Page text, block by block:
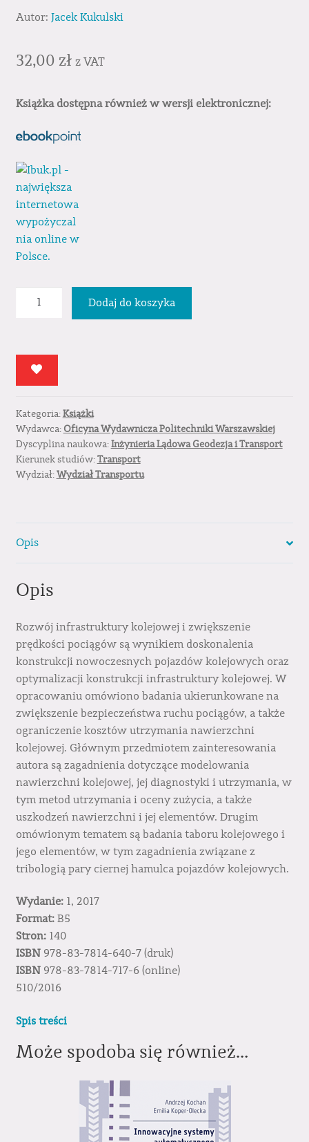
Autor: Jacek Kukulski
32,00 zł z VAT
Książka dostępna również w wersji elektronicznej:
doświadczalne
i
infrastruktury
kolejowej
w
aspekcie
eksploatacji
Dodaj do koszyka
Kategoria:Książki
Wydawca: Oficyna Wydawnicza Politechniki Warszawskiej
Dyscyplina naukowa:Inżynieria Lądowa Geodezja i Transport
Kierunek studiów:Transport
Wydział:Wydział Transportu
Opis
Opis
Rozwój infrastruktury kolejowej i zwiększenie
prędkości pociągów są wynikiem doskonalenia
konstrukcji nowoczesnych pojazdów kolejowych oraz
optymalizacji konstrukcji infrastruktury kolejowej. W
opracowaniu omówiono badania ukierunkowane na
zwiększenie bezpieczeństwa ruchu pociągów, a także
ograniczenie kosztów utrzymania nawierzchni
kolejowej. Głównym przedmiotem zainteresowania
autora są zagadnienia dotyczące modelowania
nawierzchni kolejowej, jej diagnostyki i utrzymania, w
tym metod utrzymania i oceny zużycia, a także
uszkodzeń nawierzchni i jej elementów. Drugim
omówionym tematem są badania taboru kolejowego i
jego elementów, w tym zagadnienia związane z
tribologią pary ciernej hamulca pojazdów kolejowych.
Wydanie:1, 2017
Format:B5
Stron:140
ISBN978-83-7814-640-7 (druk)
ISBN978-83-7814-717-6 (online)
510/2016
Spis treści
Może spodoba się również…